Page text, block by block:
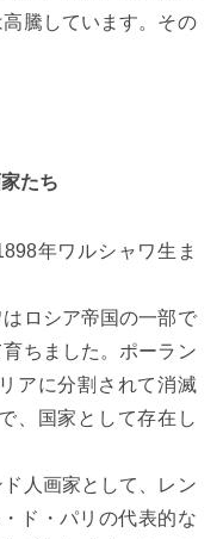
騰しています。その
たち
年ワルシャワ生ま
ロシア帝国の一部で
ちました。ポーラン
アに分割されて消滅
、国家として存在し
人画家として、レン
ド・パリの代表的な